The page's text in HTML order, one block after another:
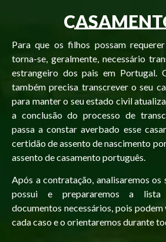
Para que os filhos possam
torna-se, geralmente, necessário
estrangeiro dos pais em Portugal.
também precisa transcrever o seu
para manter o seu estado civil
a conclusão do processo de
passa a constar averbado esse
certidão de assento de nascimento
assento de casamento português.
Após a contratação, analisaremos os
possui e prepararemos a lista
documentos necessários, pois
cada caso e o orientaremos durante